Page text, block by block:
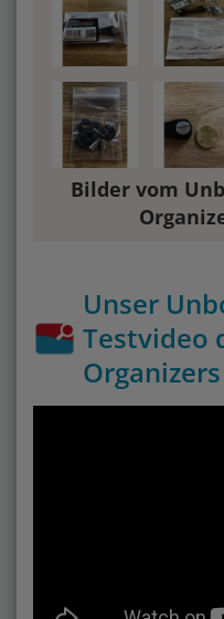
Bilder vom
Unser
Testvideo